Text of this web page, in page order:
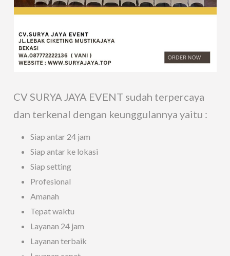
CV SURYA JAYA EVENT sudah terpercaya
dan terkenal dengan keunggulannya yaitu :
Siap antar 24 jam
Siap antar ke lokasi
Siap setting
Profesional
Amanah
Tepat waktu
Layanan 24 jam
Layanan terbaik